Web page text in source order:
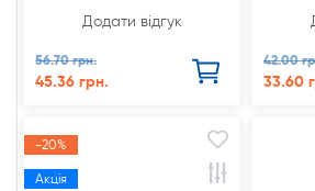
Додати відгук
56.70 грн.
45.36 грн.
42.00
33.60
-20%
Акція